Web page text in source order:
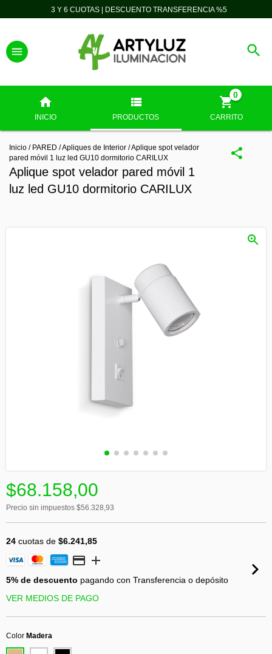
3 Y 6 CUOTAS | DESCUENTO TRANSFERENCIA %5
INICIO PRODUCTOS CARRITO
0
Inicio / PARED /Apliques de Interior /Aplique spot velador
pared móvil 1 luz led GU10 dormitorio CARILUX
Aplique spot velador pared móvil 1
luz led GU10 dormitorio CARILUX
$68.158,00
Precio sin impuestos $56.328,93
24 cuotas de $6.241,85
5% de descuento pagando con Transferencia o depósito
VER MEDIOS DE PAGO
Color Madera